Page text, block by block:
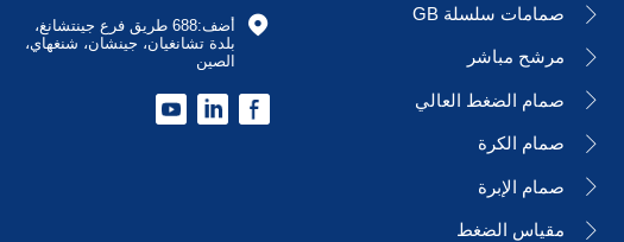
 صمامات سلسلة GB
 مرشح مباشر
 صمام الضغط العالي
 صمام الكرة
 صمام الإبرة
 مقياس الضغط

أضف:688 طريق فرع جينتشانغ،
بلدة تشانغيان، جينشان، شنغهاي،
الصين